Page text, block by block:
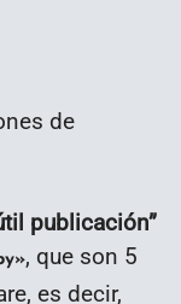
publicación”
, que son 5
es decir,